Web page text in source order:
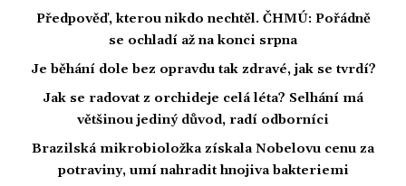
Předpověď, kterou nikdo nechtěl. ČHMÚ: Pořádně
se ochladí až na konci srpna
Je běhání dole bez opravdu tak zdravé, jak se tvrdí?
Jak se radovat z orchideje celá léta? Selhání má
většinou jediný důvod, radí odborníci
Brazilská mikrobioložka získala Nobelovu cenu za
potraviny, umí nahradit hnojiva bakteriemi